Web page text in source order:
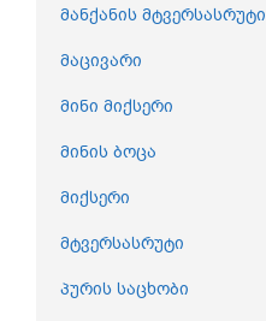
მანქანის მტვერსასრუტი
მაცივარი
მინი მიქსერი
მინის ბოცა
მიქსერი
მტვერსასრუტი
პურის საცხობი